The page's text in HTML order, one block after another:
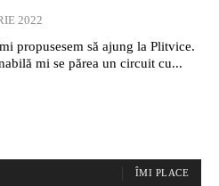
2022
propusesem să ajung la Plitvice.
mi se părea un circuit cu...
ÎMI PLACE